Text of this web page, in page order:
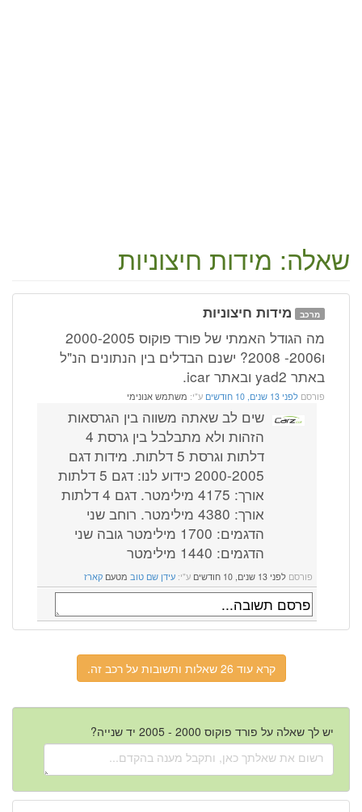
שאלה: מידות חיצוניות
מרכב מידות חיצוניות
מה הגודל האמתי של פורד פוקוס 2000-2005
ו2006- 2008? ישנם הבדלים בין הנתונים הנ"ל
באתר yad2 ובאתר icar.
פורסם לפני 13 שנים, 10 חודשים ע"י: משתמש אנונימי
שים לב שאתה משווה בין הגרסאות
הזהות ולא מתבלבל בין גרסת 4
דלתות וגרסת 5 דלתות. מידות דגם
2000-2005 כידוע לנו: דגם 5 דלתות
אורך: 4175 מילימטר. דגם 4 דלתות
אורך: 4380 מילימטר. רוחב שני
הדגמים: 1700 מילימטר גובה שני
הדגמים: 1440 מילימטר
פורסם לפני 13 שנים, 10 חודשים ע"י: עידן שם טוב מטעם קארז
קרא עוד 26 שאלות ותשובות על רכב זה.
יש לך שאלה על פורד פוקוס 2000 - 2005 יד שנייה?